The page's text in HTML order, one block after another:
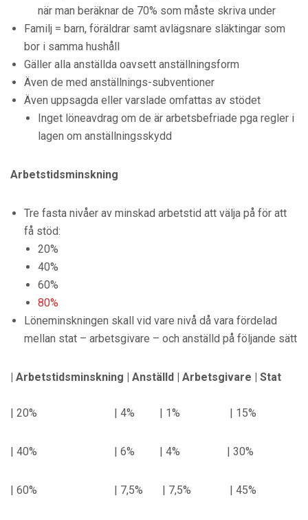
när man beräknar de 70% som måste skriva under
Familj = barn, föräldrar samt avlägsnare släktingar som
bor i samma hushåll
Gäller alla anställda oavsett anställningsform
Även de med anställnings-subventioner
Även uppsagda eller varslade omfattas av stödet
Inget löneavdrag om de är arbetsbefriade pga regler i
lagen om anställningsskydd
Arbetstidsminskning
Tre fasta nivåer av minskad arbetstid att välja på för att
få stöd:
20%
40%
60%
80%
Löneminskningen skall vid vare nivå då vara fördelad
mellan stat – arbetsgivare – och anställd på följande sätt
| Arbetstidsminskning | Anställd | Arbetsgivare | Stat
| 20% | 4% | 1% | 15%
| 40% | 6% | 4% | 30%
| 60% | 7,5% | 7,5% | 45%